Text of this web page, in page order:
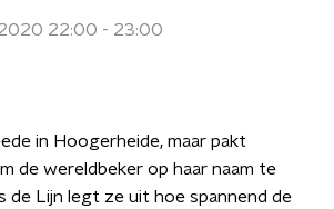
22:00 - 23:00
in Hoogerheide, maar pakt
de wereldbeker op haar naam te
de Lijn legt ze uit hoe spannend de